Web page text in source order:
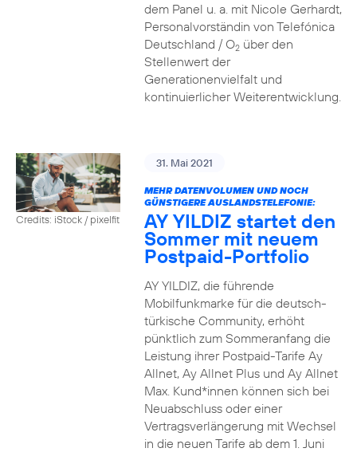
dem Panel u. a. mit Nicole Gerhardt,
Personalvorständin von Telefónica
Deutschland / O2über den
Stellenwert der
Generationenvielfalt und
kontinuierlicher Weiterentwicklung.
Credits: iStock / pixelfit
31. Mai 2021
MEHR DATENVOLUMEN UND NOCH
GÜNSTIGERE AUSLANDSTELEFONIE:
AY YILDIZ startet den
Sommer mit neuem
Postpaid-Portfolio
AY YILDIZ, die führende
Mobilfunkmarke für die deutsch-
türkische Community, erhöht
pünktlich zum Sommeranfang die
Leistung ihrer Postpaid-Tarife Ay
Allnet, Ay Allnet Plus und Ay Allnet
Max. Kund*innen können sich bei
Neuabschluss oder einer
Vertragsverlängerung mit Wechsel
in die neuen Tarife ab dem 1. Juni